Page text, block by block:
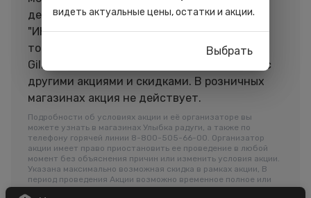
действует скидка 15% на всё по промокоду
"ИЮНЬ". Акция НЕ действует на некоторые
товары брендов Catrice, Essence, Divage,
Gillette, Estel, Ollin. Скидка не суммируется с
другими акциями и скидками. В розничных
магазинах акция не действует.
Подробности об условиях акции и её организаторе вы
можете узнать в магазинах Улыбка радуги, а также по
телефону горячей линии 8-800-505-66-00. Организатор
акции имеет право приостановить ее проведение в любой
момент без объяснения причин или изменить условия акции.
Указана максимально возможная скидка в рамках акции, В
период проведения Акции возможно временное полное или
частичное отсутствие ассортимента акционного товара.
видеть актуальные цены, остатки и акции.
Выбрать